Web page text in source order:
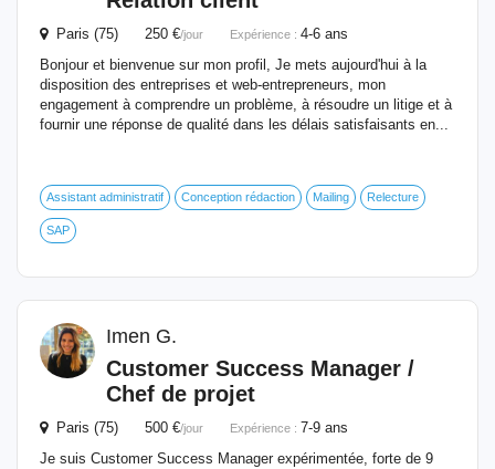
Paris (75) 250 €/jour Expérience : 4-6 ans
Bonjour et bienvenue sur mon profil, Je mets aujourd'hui à la
disposition des entreprises et web-entrepreneurs, mon
engagement à comprendre un problème, à résoudre un litige et à
fournir une réponse de qualité dans les délais satisfaisants en...
Assistant administratif Conception rédaction Mailing Relecture
SAP
Imen G.
Customer Success Manager /
Chef de projet
Paris (75) 500 €/jour Expérience : 7-9 ans
Je suis Customer Success Manager expérimentée, forte de 9